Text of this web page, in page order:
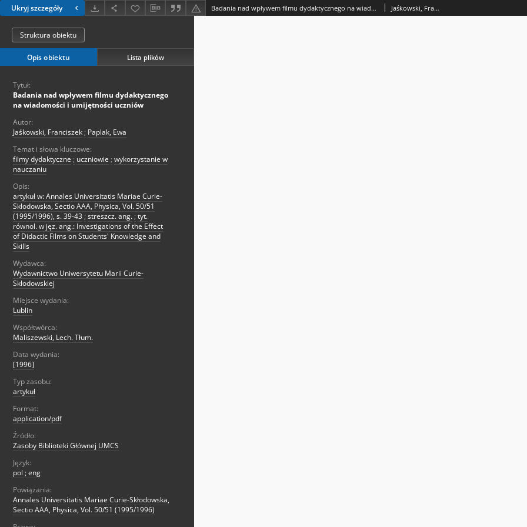
Ukryj szczegóły Badania nad wpływem filmu dydaktycznego na wiadomości i umijętności uczniów Jaśkowski, Franciszek; Paplak, Ewa
Struktura obiektu
Opis obiektu Lista plików
Tytuł:
Badania nad wpływem filmu dydaktycznego
na wiadomości i umijętności uczniów
Autor:
Jaśkowski, Franciszek ; Paplak, Ewa
Temat i słowa kluczowe:
filmy dydaktyczne ; uczniowie ; wykorzystanie w
nauczaniu
Opis:
artykuł w: Annales Universitatis Mariae Curie-
Skłodowska, Sectio AAA, Physica, Vol. 50/51
(1995/1996), s. 39-43 ; streszcz. ang. ; tyt.
równol. w jęz. ang.: Investigations of the Effect
of Didactic Films on Students' Knowledge and
Skills
Wydawca:
Wydawnictwo Uniwersytetu Marii Curie-
Skłodowskiej
Miejsce wydania:
Lublin
Współtwórca:
Maliszewski, Lech. Tłum.
Data wydania:
[1996]
Typ zasobu:
artykuł
Format:
application/pdf
Źródło:
Zasoby Biblioteki Głównej UMCS
Język:
pol ; eng
Powiązania:
Annales Universitatis Mariae Curie-Skłodowska,
Sectio AAA, Physica, Vol. 50/51 (1995/1996)